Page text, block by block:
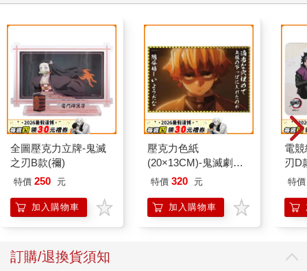
全圖壓克力立牌-鬼滅
之刃B款(禰)
特價 250 元
加入購物車
壓克力色紙
(20×13CM)-鬼滅劇場
版A款(善逸)
特價 320 元
加入購物車
電
刃D
特價
訂購/退換貨須知